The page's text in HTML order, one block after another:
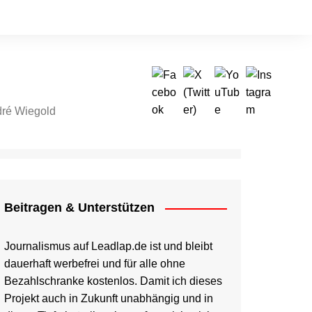
Wiegold
Beitragen & Unterstützen
Journalismus auf Leadlap.de ist und bleibt
dauerhaft werbefrei und für alle ohne
Bezahlschranke kostenlos. Damit ich dieses
Projekt auch in Zukunft unabhängig und in